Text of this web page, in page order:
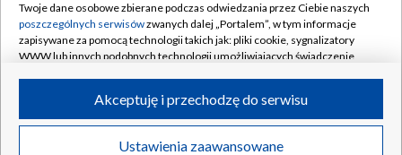
Rada Programowa
System NOS
Informacje o nadawcy
Program dla prasy
Kontakt
Kanały
©2026 Telewizja Polska S.A. w likwidacji
Twoje dane osobowe zbierane podczas odwiedzania przez Ciebie naszych
poszczególnych serwisówzwanych dalej „Portalem”, w tym informacje
zapisywane za pomocą technologii takich jak: pliki cookie, sygnalizatory
WWW lub innych podobnych technologii umożliwiających świadczenie
ruchu w Internecie.
Twoje dane osobowe zbierane podczas odwiedzania przez Ciebie
Ustawienia zaawansowane
Akceptuję i przechodzę do serwisu